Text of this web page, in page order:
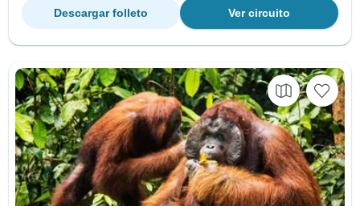
Ver circuito
Descargar folleto